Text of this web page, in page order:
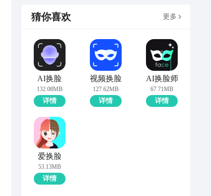
猜你喜欢 更多
AI换脸
132.08MB
详情
视频换脸
127.62MB
详情
AI换脸师
67.71MB
详情
爱换脸
53.13MB
详情